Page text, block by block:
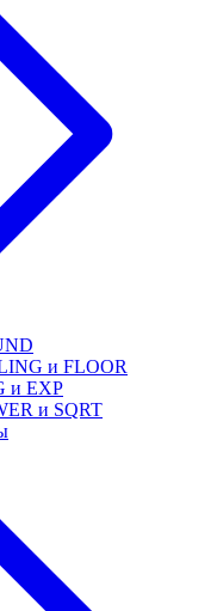
и FLOOR
и EXP
и SQRT